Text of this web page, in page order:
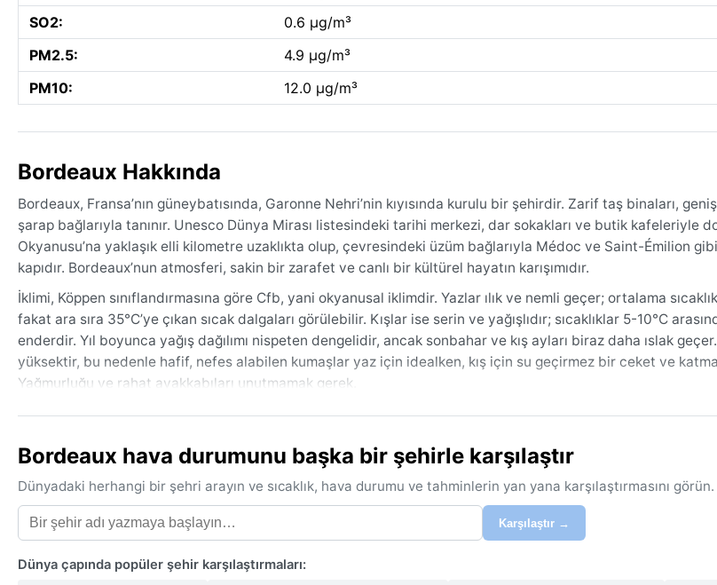
SO2:
0.6 µg/m³
PM2.5:
4.9 µg/m³
PM10:
12.0 µg/m³
Bordeaux Hakkında
Bordeaux, Fransa’nın güneybatısında, Garonne Nehri’nin kıyısında kurulu bir şehirdir. Zarif taş binaları,
şarap bağlarıyla tanınır. Unesco Dünya Mirası listesindeki tarihi merkezi, dar sokakları ve butik kafeleriyle
Okyanusu’na yaklaşık elli kilometre uzaklıkta olup, çevresindeki üzüm bağlarıyla Médoc ve Saint-Émilion
kapıdır. Bordeaux’nun atmosferi, sakin bir zarafet ve canlı bir kültürel hayatın karışımıdır.
İklimi, Köppen sınıflandırmasına göre Cfb, yani okyanusal iklimdir. Yazlar ılık ve nemli geçer; ortalama
fakat ara sıra 35°C’ye çıkan sıcak dalgaları görülebilir. Kışlar ise serin ve yağışlıdır; sıcaklıklar 5-10°C
enderdir. Yıl boyunca yağış dağılımı nispeten dengelidir, ancak sonbahar ve kış ayları biraz daha ıslak
yüksektir, bu nedenle hafif, nefes alabilen kumaşlar yaz için idealken, kış için su geçirmez bir ceket ve
Yağmurluğu ve rahat ayakkabıları unutmamak gerek.
Seyahat için en uygun zaman, havanın en hoş olduğu ilkbahar (Nisan-Haziran) ve sonbahar aylarıdır
belirgin bir muson ya da fırtına sistemi yoktur; ancak Atlantik’ten gelen nemli hava kütleleri zaman zaman
özellikle kış sabahları. Şehrin mikrokliması, şarap bağları için idealken, ziyaretçilere de her mevsimde farklı
Bordeaux hava durumunu başka bir şehirle karşılaştır
Dünyadaki herhangi bir şehri arayın ve sıcaklık, hava durumu ve tahminlerin yan yana karşılaştırmasını görün.
Karşılaştır →
Dünya çapında popüler şehir karşılaştırmaları: